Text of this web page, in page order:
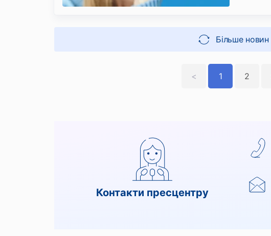
Більше новин
< 1 2
Контакти пресцентру